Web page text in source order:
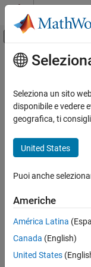
Vai al contenuto
Attiva/
Pagina iniziale della
Contenuto
Seleziona un sito
disponibile e vedere
geografica, ti
United States
Puoi anche
Americhe
América Latina
Canada (English)
United States